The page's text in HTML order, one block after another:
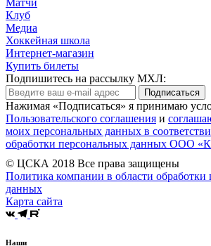
Клуб
Медиа
Хоккейная школа
Интернет-магазин
Купить билеты
Подпишитесь на рассылку МХЛ:
Подписаться
Нажимая «Подписаться» я принимаю
Пользовательского соглашения и
моих персональных данных в
обработки персональных данных ООО
© ЦСКА 2018 Все права защищены
Политика компании в области обработки
данных
Карта сайта
Наши